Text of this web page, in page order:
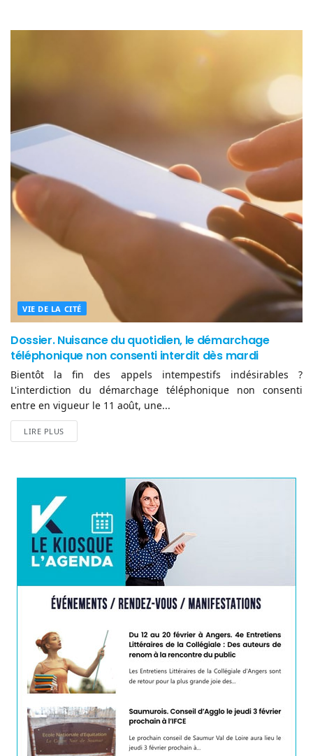
VIE DE LA CITÉ
Dossier. Nuisance du quotidien, le démarchage
téléphonique non consenti interdit dès mardi
Bientôt la fin des appels intempestifs indésirables ?
L'interdiction du démarchage téléphonique non consenti
entre en vigueur le 11 août, une...
LIRE PLUS